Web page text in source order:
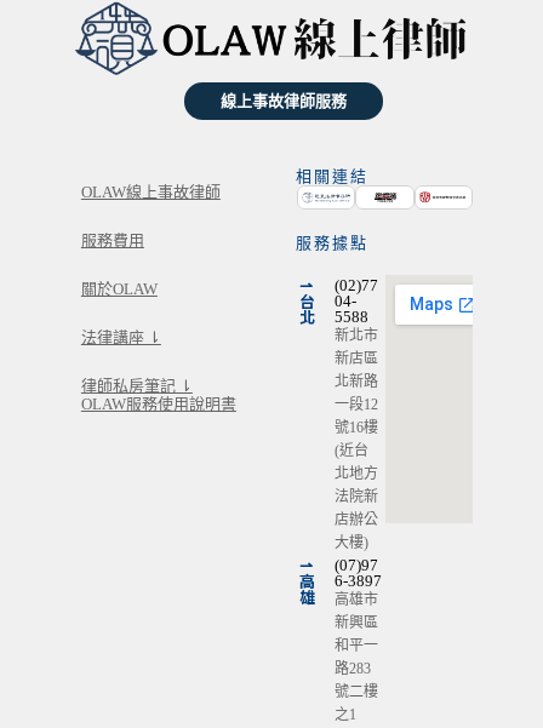
線上事故律師服務
OLAW線上事故律師
服務費用
關於OLAW
法律講座 ⇂
律師私房筆記 ⇂
OLAW服務使用說明書
相關連結
服務據點
⇀
台
北
(02)77
04-
5588
新北市
新店區
北新路
一段12
號16樓
(近台
北地方
法院新
店辦公
大樓)
⇀
高
雄
(07)97
6-3897
高雄市
新興區
和平一
路283
號二樓
之1